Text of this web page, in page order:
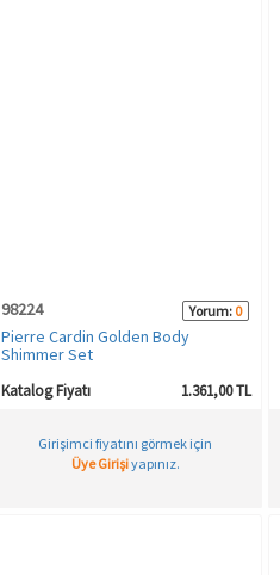
98224 Yorum: 0
Pierre Cardin Golden Body
Shimmer Set
Katalog Fiyatı 1.361,00 TL
Girişimci fiyatını görmek için
Üye Girişiyapınız.